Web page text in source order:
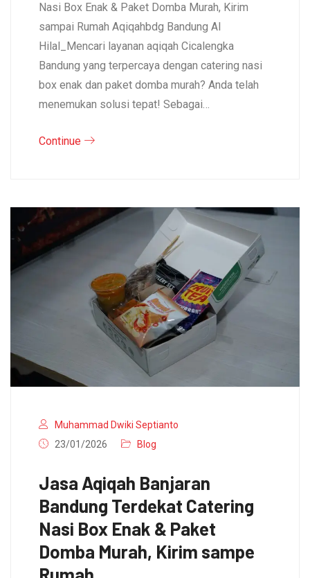
Nasi Box Enak & Paket Domba Murah, Kirim
sampai Rumah Aqiqahbdg Bandung Al
Hilal_Mencari layanan aqiqah Cicalengka
Bandung yang terpercaya dengan catering nasi
box enak dan paket domba murah? Anda telah
menemukan solusi tepat! Sebagai…
Continue
Muhammad Dwiki Septianto
23/01/2026
Blog
Jasa Aqiqah Banjaran
Bandung Terdekat Catering
Nasi Box Enak & Paket
Domba Murah, Kirim sampe